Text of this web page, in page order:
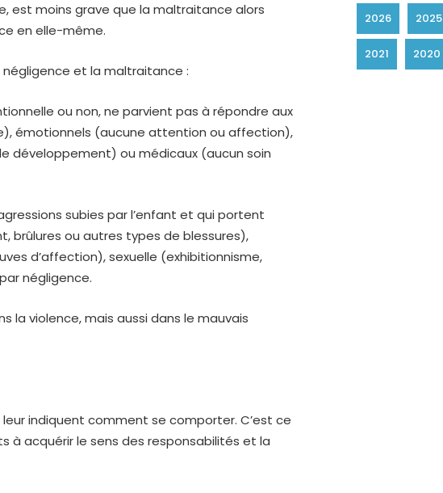
est moins grave que la maltraitance alors
en elle-même.
et la maltraitance :
ou non, ne parvient pas à répondre aux
émotionnels (aucune attention ou affection),
développement) ou médicaux (aucun soin
subies par l’enfant et qui portent
brûlures ou autres types de blessures),
d’affection), sexuelle (exhibitionnisme,
négligence.
la violence, mais aussi dans le mauvais
indiquent comment se comporter. C’est ce
à acquérir le sens des responsabilités et la
2026 2025
2021 2020